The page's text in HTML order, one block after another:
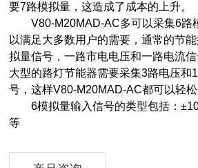
要7路模拟量，这造成了成本的上升。
V80-M20MAD-AC多可以采集6路
以满足大多数用户的需要，通常的节
拟量信号，一路市电电压和一路电流
大型的路灯节能器需要采集3路电压和
号，这样V80-M20MAD-AC都可以轻
6模拟量输入信号的类型包括：
等